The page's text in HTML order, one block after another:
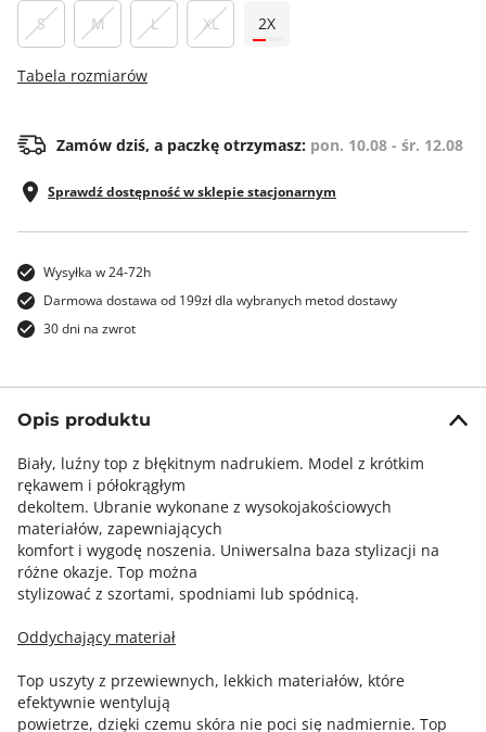
S M L XL 2X
Tabela rozmiarów
Zamów dziś, a paczkę otrzymasz: pon. 10.08 - śr. 12.08
Sprawdź dostępność w sklepie stacjonarnym
Wysyłka w 24-72h
Darmowa dostawa od 199zł dla wybranych metod dostawy
30 dni na zwrot
Opis produktu
Biały, luźny top z błękitnym nadrukiem. Model z krótkim
rękawem i półokrągłym
dekoltem. Ubranie wykonane z wysokojakościowych
materiałów, zapewniających
komfort i wygodę noszenia. Uniwersalna baza stylizacji na
różne okazje. Top można
stylizować z szortami, spodniami lub spódnicą.
Oddychający materiał
Top uszyty z przewiewnych, lekkich materiałów, które
efektywnie wentylują
powietrze, dzięki czemu skóra nie poci się nadmiernie. Top